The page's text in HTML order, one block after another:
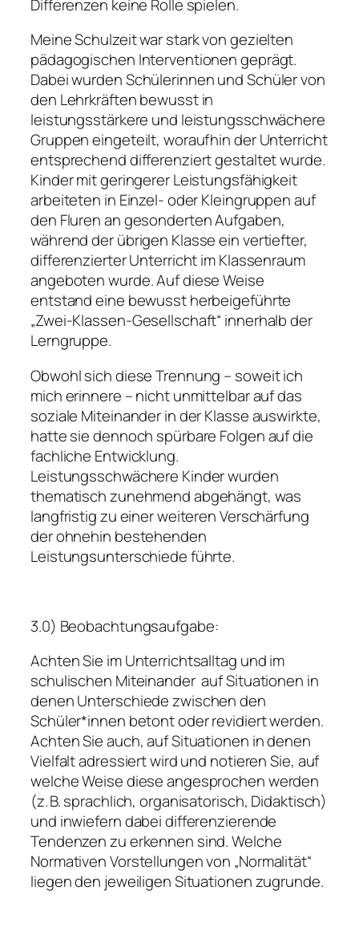
Differenzen keine Rolle spielen.
Meine Schulzeit war stark von gezielten
pädagogischen Interventionen geprägt.
Dabei wurden Schülerinnen und Schüler von
den Lehrkräften bewusst in
leistungsstärkere und leistungsschwächere
Gruppen eingeteilt, woraufhin der Unterricht
entsprechend differenziert gestaltet wurde.
Kinder mit geringerer Leistungsfähigkeit
arbeiteten in Einzel- oder Kleingruppen auf
den Fluren an gesonderten Aufgaben,
während der übrigen Klasse ein vertiefter,
differenzierter Unterricht im Klassenraum
angeboten wurde. Auf diese Weise
entstand eine bewusst herbeigeführte
„Zwei-Klassen-Gesellschaft“ innerhalb der
Lerngruppe.
Obwohl sich diese Trennung – soweit ich
mich erinnere – nicht unmittelbar auf das
soziale Miteinander in der Klasse auswirkte,
hatte sie dennoch spürbare Folgen auf die
fachliche Entwicklung.
Leistungsschwächere Kinder wurden
thematisch zunehmend abgehängt, was
langfristig zu einer weiteren Verschärfung
der ohnehin bestehenden
Leistungsunterschiede führte.
3.0) Beobachtungsaufgabe:
Achten Sie im Unterrichtsalltag und im
schulischen Miteinander auf Situationen in
denen Unterschiede zwischen den
Schüler*innen betont oder revidiert werden.
Achten Sie auch, auf Situationen in denen
Vielfalt adressiert wird und notieren Sie, auf
welche Weise diese angesprochen werden
(z. B. sprachlich, organisatorisch, Didaktisch)
und inwiefern dabei differenzierende
Tendenzen zu erkennen sind. Welche
Normativen Vorstellungen von „Normalität“
liegen den jeweiligen Situationen zugrunde.